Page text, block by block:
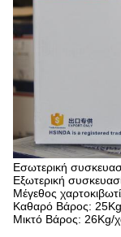
Εσωτερική
Εξωτερική
Μέγεθος
Καθαρό Βάρος:
Μικτό Βάρος: 26Kg/